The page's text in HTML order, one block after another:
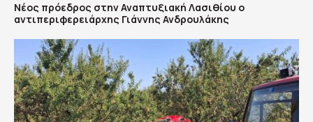
Νέος πρόεδρος στην Αναπτυξιακή Λασιθίου ο
αντιπεριφερειάρχης Γιάννης Ανδρουλάκης